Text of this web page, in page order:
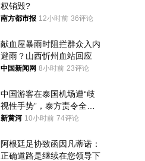
权销毁?
南方都市报 12小时前 36评论
献血屋暴雨时阻拦群众入内
避雨？山西忻州血站回应
中国新闻网 8小时前 23评论
中国游客在泰国机场遭“歧
视性手势”，泰方责令全面
调查，对责任人采取最严厉
新黄河 10小时前 74评论
阿根廷足协致函因凡蒂诺：
正确道路是继续在您领导下